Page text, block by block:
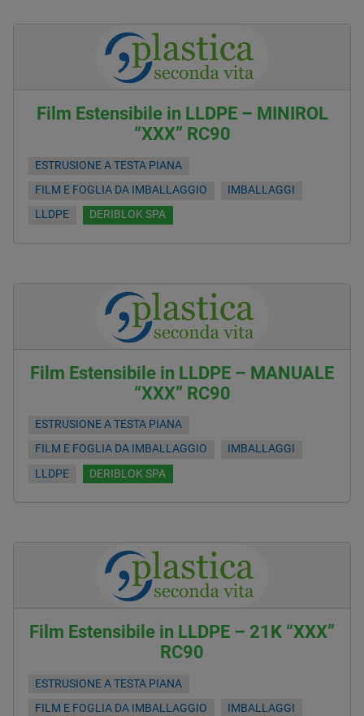
Film Estensibile in LLDPE – MINIROL
“XXX” RC90
ESTRUSIONE A TESTA PIANA
FILM E FOGLIA DA IMBALLAGGIO
IMBALLAGGI
LLDPE
DERIBLOK SPA
Film Estensibile in LLDPE – MANUALE
“XXX” RC90
ESTRUSIONE A TESTA PIANA
FILM E FOGLIA DA IMBALLAGGIO
IMBALLAGGI
LLDPE
DERIBLOK SPA
Film Estensibile in LLDPE – 21K “XXX”
RC90
ESTRUSIONE A TESTA PIANA
FILM E FOGLIA DA IMBALLAGGIO
IMBALLAGGI